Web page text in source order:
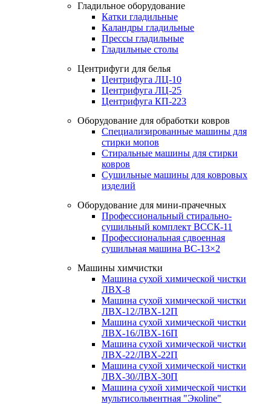
Гладильное оборудование
Катки гладильные
Каландры гладильные
Прессы гладильные
Гладильные столы
Центрифуги для белья
Центрифуга ЛЦ-10
Центрифуга ЛЦ-25
Центрифуга КП-223
Оборудование для обработки ковров
Специализированные машины для
стирки мопов
Стиральные машины для стирки
ковров
Сушильные машины для ковровых
изделий
Оборудование для мини-прачечных
Профессиональный стирально-
сушильный комплект ВССК-11
Профессиональная сдвоенная
сушильная машина ВС-13×2
Машины химчистки
Машина сухой химической чистки
ЛВХ-8
Машина сухой химической чистки
ЛВХ-12/ЛВХ-12П
Машина сухой химической чистки
ЛВХ-16/ЛВХ-16П
Машина сухой химической чистки
ЛВХ-22/ЛВХ-22П
Машина сухой химической чистки
ЛВХ-30/ЛВХ-30П
Машина сухой химической чистки
мультисольвентная "Экоline"